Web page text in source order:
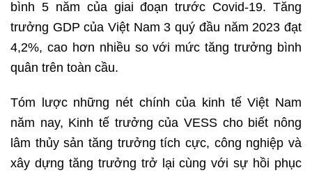
bình 5 năm của giai đoạn trước Covid-19. Tăng
trưởng GDP của Việt Nam 3 quý đầu năm 2023 đạt
4,2%, cao hơn nhiều so với mức tăng trưởng bình
quân trên toàn cầu.
Tóm lược những nét chính của kinh tế Việt Nam
năm nay, Kinh tế trưởng của VESS cho biết nông
lâm thủy sản tăng trưởng tích cực, công nghiệp và
xây dựng tăng trưởng trở lại cùng với sự hồi phục